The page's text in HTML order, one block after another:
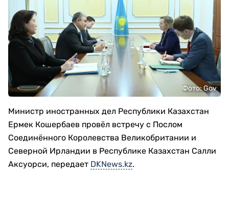
Фото: Gov
Министр иностранных дел Республики Казахстан
Ермек Кошербаев провёл встречу с Послом
Соединённого Королевства Великобритании и
Северной Ирландии в Республике Казахстан Салли
Аксуорси, передает DKNews.kz.